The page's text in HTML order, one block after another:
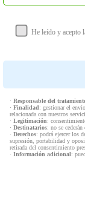
He leído y acepto
· Responsable del
· Finalidad: gestionar el
relacionada con nuestros
· Legitimación:
· Destinatarios: no se cederán
· Derechos: podrá ejercer los
supresión, portabilidad y
retirada del consentimiento
· Información adicional: